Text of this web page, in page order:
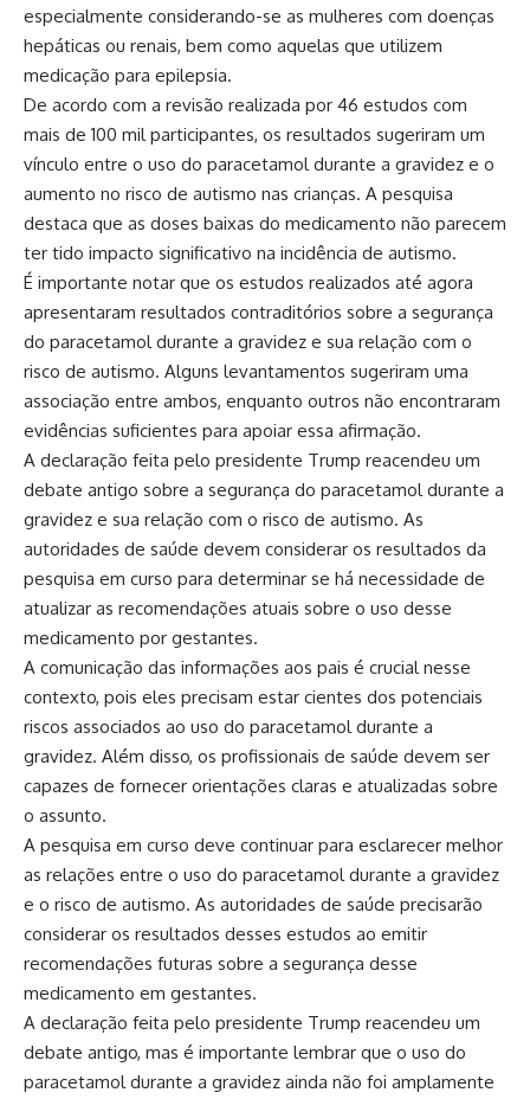
especialmente considerando-se as mulheres com doenças
hepáticas ou renais, bem como aquelas que utilizem
medicação para epilepsia.
De acordo com a revisão realizada por 46 estudos com
mais de 100 mil participantes, os resultados sugeriram um
vínculo entre o uso do paracetamol durante a gravidez e o
aumento no risco de autismo nas crianças. A pesquisa
destaca que as doses baixas do medicamento não parecem
ter tido impacto significativo na incidência de autismo.
É importante notar que os estudos realizados até agora
apresentaram resultados contraditórios sobre a segurança
do paracetamol durante a gravidez e sua relação com o
risco de autismo. Alguns levantamentos sugeriram uma
associação entre ambos, enquanto outros não encontraram
evidências suficientes para apoiar essa afirmação.
A declaração feita pelo presidente Trump reacendeu um
debate antigo sobre a segurança do paracetamol durante a
gravidez e sua relação com o risco de autismo. As
autoridades de saúde devem considerar os resultados da
pesquisa em curso para determinar se há necessidade de
atualizar as recomendações atuais sobre o uso desse
medicamento por gestantes.
A comunicação das informações aos pais é crucial nesse
contexto, pois eles precisam estar cientes dos potenciais
riscos associados ao uso do paracetamol durante a
gravidez. Além disso, os profissionais de saúde devem ser
capazes de fornecer orientações claras e atualizadas sobre
o assunto.
A pesquisa em curso deve continuar para esclarecer melhor
as relações entre o uso do paracetamol durante a gravidez
e o risco de autismo. As autoridades de saúde precisarão
considerar os resultados desses estudos ao emitir
recomendações futuras sobre a segurança desse
medicamento em gestantes.
A declaração feita pelo presidente Trump reacendeu um
debate antigo, mas é importante lembrar que o uso do
paracetamol durante a gravidez ainda não foi amplamente